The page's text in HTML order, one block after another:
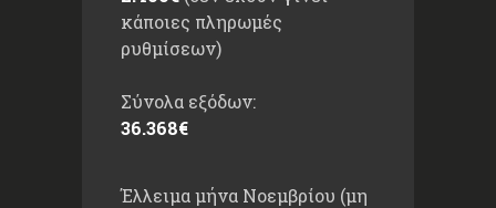
κάποιες πληρωμές
ρυθμίσεων)
Σύνολα εξόδων:
36.368€
Έλλειμα μήνα Νοεμβρίου (μη